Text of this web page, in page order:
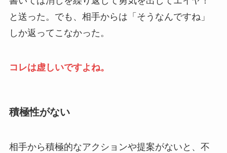
と送った。でも、相手からは「そうなんですね」
しか返ってこなかった。
コレは虚しいですよね。
積極性がない
相手から積極的なアクションや提案がないと、不